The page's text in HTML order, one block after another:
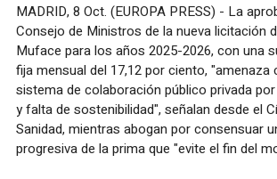
MADRID, 8 Oct. (EUROPA PRESS) - La
Consejo de Ministros de la nueva licitación
Muface para los años 2025-2026, con una
fija mensual del 17,12 por ciento, "amenaza
sistema de colaboración público privada
y falta de sostenibilidad", señalan desde el
Sanidad, mientras abogan por consensuar
progresiva de la prima que "evite el fin del